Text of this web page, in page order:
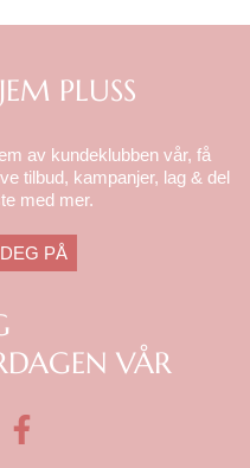
PLUSS
av kundeklubben vår, få
tilbud, kampanjer, lag & del
med mer.
PÅ
VÅR
F